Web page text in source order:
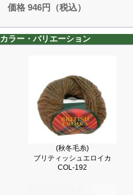
価格 946円（税込）
カラー・バリエーション
(秋冬毛糸)
ブリティッシュエロイカ
COL-192